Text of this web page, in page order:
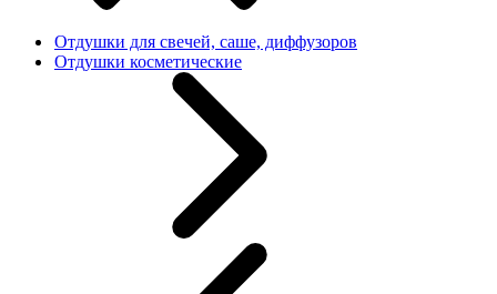
Отдушки для свечей, саше, диффузоров
Отдушки косметические